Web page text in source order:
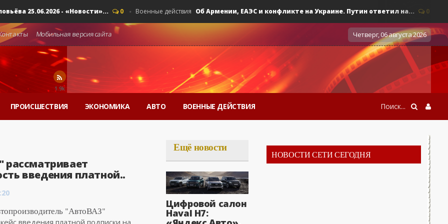
25.06.2026 - «Новости»... 0 Военные действия Об Армении, ЕАЭС и конфликте на Украине. Путин ответил на... 0
Четверг, 06 августа 2026
Мобильная версия сайта
1.9k
ПРОИСШЕСТВИЯ ЭКОНОМИКА АВТО ВОЕННЫЕ ДЕЙСТВИЯ
рассматривает
введения платной..
"АвтоВАЗ"
введения платной подписки на
Ещё новости
Цифровой салон
Haval H7:
НОВОСТИ СЕТИ СЕГОДНЯ